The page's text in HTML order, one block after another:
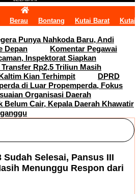
Berau Bontang Kutai Barat Kutai
Punya Nahkoda Baru, Andi
Depan
Komentar Pegawai
Inspektorat Siapkan
Transfer Rp2,5 Triliun Masih
Kian Terhimpit
DPRD
di Luar Propemperda, Fokus
Organisasi Daerah
Belum Cair, Kepala Daerah Khawatir
Sudah Selesai, Pansus III
Menunggu Respon dari